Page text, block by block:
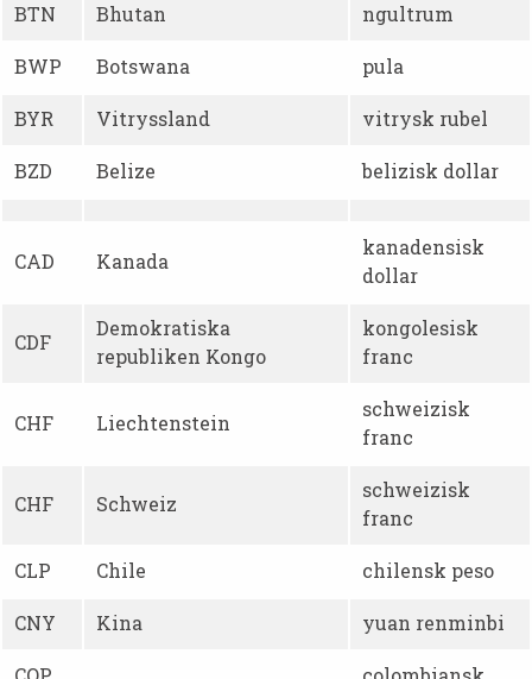
BTN Bhutan ngultrum
BWP Botswana pula
BYR Vitryssland vitrysk rubel
BZD Belize belizisk dollar
CAD Kanada
kanadensisk
dollar
CDF
Demokratiska
republiken Kongo
kongolesisk
franc
CHF Liechtenstein
schweizisk
franc
CHF Schweiz
schweizisk
franc
CLP Chile chilensk peso
CNY Kina yuan renminbi